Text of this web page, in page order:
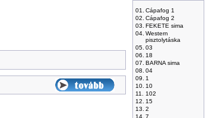
01.
Cápafog 1
02. Cápafog 2
03. FEKETE sima
04. Western
pisztolytáska
05. 03
06.
18
07. BARNA sima
08. 04
09.
1
10. 10
11.
102
12.
15
13. 2
14. 7